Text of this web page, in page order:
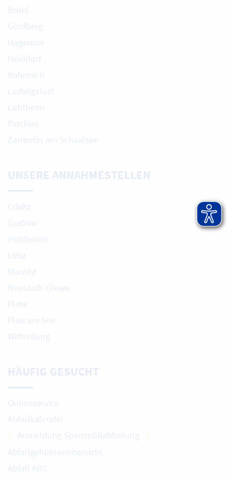
Brüel
Goldberg
Hagenow
Heiddorf
Kobrow II
Ludwigslust
Lübtheen
Parchim
Zarrentin am Schaalsee
UNSERE ANNAHMESTELLEN
Crivitz
Grabow
Holthusen
Lübz
Marnitz
Neustadt-Glewe
Plate
Plau am See
Wittenburg
HÄUFIG GESUCHT
Onlineservice
Abfallkalender
Anmeldung Sperrmüllabholung
Abfallgebührenübersicht
Abfall ABC